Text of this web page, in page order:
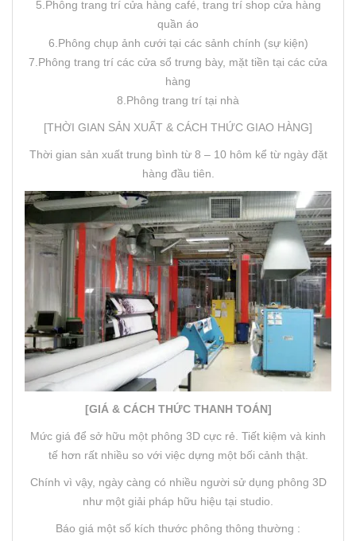
5.Phông trang trí cửa hàng café, trang trí shop cửa hàng
quần áo
6.Phông chụp ảnh cưới tại các sảnh chính (sự kiện)
7.Phông trang trí các cửa sổ trưng bày, mặt tiền tại các cửa
hàng
8.Phông trang trí tại nhà
[THỜI GIAN SẢN XUẤT & CÁCH THỨC GIAO HÀNG]
Thời gian sản xuất trung bình từ 8 – 10 hôm kể từ ngày đặt
hàng đầu tiên.
[GIÁ & CÁCH THỨC THANH TOÁN]
Mức giá để sở hữu một phông 3D cực rẻ. Tiết kiệm và kinh
tế hơn rất nhiều so với việc dựng một bối cảnh thật.
Chính vì vậy, ngày càng có nhiều người sử dụng phông 3D
như một giải pháp hữu hiệu tại studio.
Báo giá một số kích thước phông thông thường :